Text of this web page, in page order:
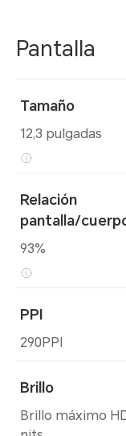
Pantalla
Tamaño
12,3 pulgadas
Relación
pantalla/
93%
PPI
290PPI
Brillo
Brillo máximo